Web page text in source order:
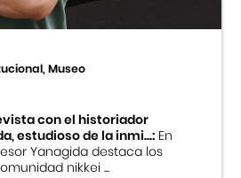
Museo
con el historiador
estudioso de la inmi...:En
Yanagida destaca los
nikkei ...